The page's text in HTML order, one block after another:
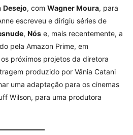
Desejo, com Wagner Moura, para
escreveu e dirigiu séries de
, Nós e, mais recentemente, a
pela Amazon Prime, em
próximos projetos da diretora
produzido por Vânia Catani
uma adaptação para os cinemas
Wilson, para uma produtora